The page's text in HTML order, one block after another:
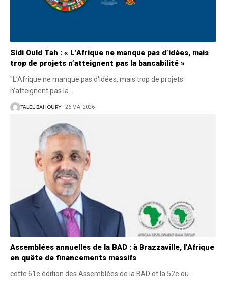
Sidi Ould Tah : « L’Afrique ne manque pas d’idées, mais
trop de projets n’atteignent pas la bancabilité »
"L’Afrique ne manque pas d'idées, mais trop de projets
n’atteignent pas la
TALEL BAHOURY 26 MAI 2026
Assemblées annuelles de la BAD : à Brazzaville, l’Afrique
en quête de financements massifs
cette 61e édition des Assemblées de la BAD et la 52e du…